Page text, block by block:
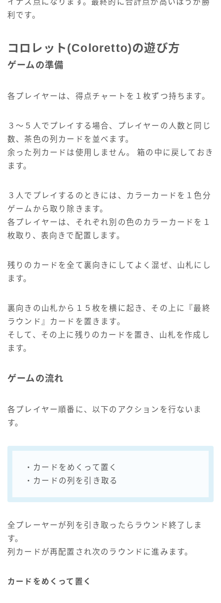
イナス点になります。最終的に合計点が高いほうが勝
利です。
コロレット(Coloretto)の遊び方
ゲームの準備
各プレイヤーは、得点チャートを１枚ずつ持ちます。
３～５人でプレイする場合、プレイヤーの人数と同じ
数、茶色の列カードを並べます。
余った列カードは使用しません。 箱の中に戻しておき
ます。
３人でプレイするのときには、カラーカードを１色分
ゲームから取り除きます。
各プレイヤーは、それぞれ別の色のカラーカードを１
枚取り、表向きで配置します。
残りのカードを全て裏向きにしてよく混ぜ、山札にし
ます。
裏向きの山札から１５枚を横に起き、その上に『最終
ラウンド』カードを置きます。
そして、その上に残りのカードを置き、山札を作成し
ます。
ゲームの流れ
各プレイヤー順番に、以下のアクションを行ないま
す。
・カードをめくって置く
・カードの列を引き取る
全プレーヤーが列を引き取ったらラウンド終了しま
す。
列カードが再配置され次のラウンドに進みます。
カードをめくって置く